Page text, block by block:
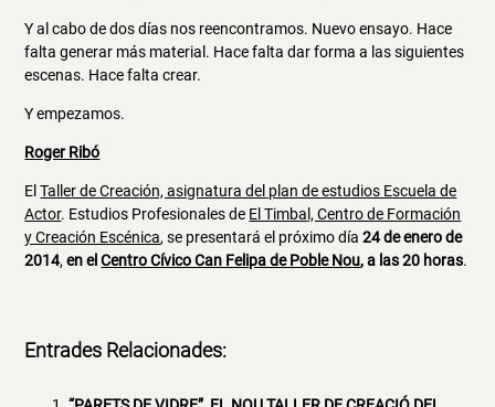
Y al cabo de dos días nos reencontramos. Nuevo ensayo. Hace
falta generar más material. Hace falta dar forma a las siguientes
escenas. Hace falta crear.
Y empezamos.
Roger Ribó
ElTaller de Creación, asignatura del plan de estudios Escuela de
Actor. Estudios Profesionales de El Timbal, Centro de Formación
y Creación Escénica, se presentará el próximo día24 de enero de
2014,en elCentro Cívico Can Felipa de Poble Nou, a las 20 horas.
Entrades Relacionades: